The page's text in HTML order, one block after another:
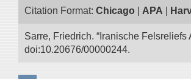
Citation Format: Chicago APA
Sarre, Friedrich. “Iranische
doi:10.20676/00000244.